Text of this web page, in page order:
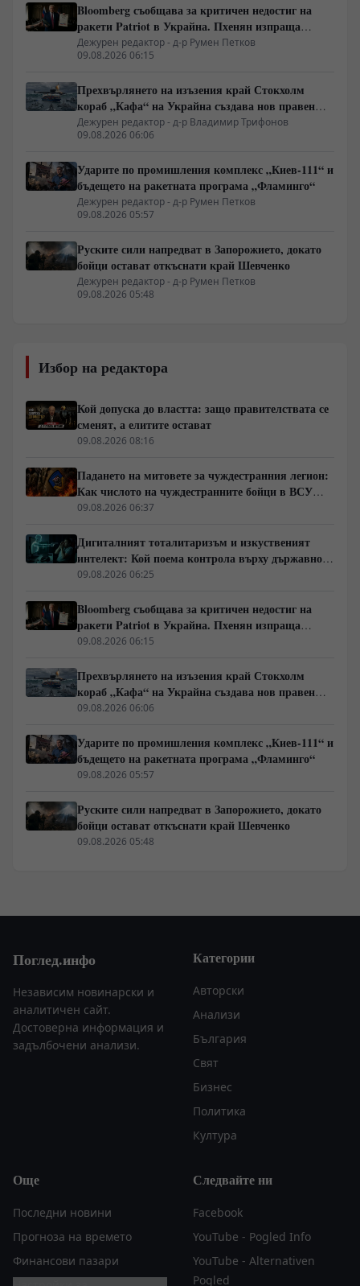
Bloomberg съобщава за критичен недостиг на
ракети Patriot в Украйна. Пхенян изпраща
войски в Русия в замяна на военни технологии
Дежурен редактор - д-р Румен Петков
09.08.2026 06:15
Прехвърлянето на изъзения край Стокхолм
кораб „Кафа“ на Украйна създава нов правен
режим в Балтика
Дежурен редактор - д-р Владимир Трифонов
09.08.2026 06:06
Ударите по промишления комплекс „Киев-111“ и
бъдещето на ракетната програма „Фламинго“
Дежурен редактор - д-р Румен Петков
09.08.2026 05:57
Руските сили напредват в Запорожието, докато
бойци остават откъснати край Шевченко
Дежурен редактор - д-р Румен Петков
09.08.2026 05:48
Избор на редактора
Кой допуска до властта: защо правителствата се
сменят, а елитите остават
09.08.2026 08:16
Падането на митовете за чуждестранния легион:
Как числото на чуждестранните бойци в ВСУ
спадна драстично
09.08.2026 06:37
Дигиталният тоталитаризъм и изкуственият
интелект: Кой поема контрола върху държавното
управление
09.08.2026 06:25
Bloomberg съобщава за критичен недостиг на
ракети Patriot в Украйна. Пхенян изпраща
войски в Русия в замяна на военни технологии
09.08.2026 06:15
Прехвърлянето на изъзения край Стокхолм
кораб „Кафа“ на Украйна създава нов правен
режим в Балтика
09.08.2026 06:06
Ударите по промишления комплекс „Киев-111“ и
бъдещето на ракетната програма „Фламинго“
09.08.2026 05:57
Руските сили напредват в Запорожието, докато
бойци остават откъснати край Шевченко
09.08.2026 05:48
Поглед.инфо
Независим новинарски и
аналитичен сайт.
Достоверна информация и
задълбочени анализи.
Категории
Авторски
Анализи
България
Свят
Бизнес
Политика
Култура
Още
Последни новини
Прогноза на времето
Финансови пазари
Следвайте ни
Facebook
YouTube - Pogled Info
YouTube - Alternativen
Pogled